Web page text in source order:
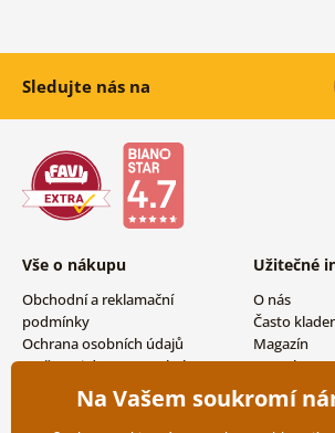
Sledujte nás na
Vše o nákupu
Obchodní a reklamační
podmínky
Ochrana osobních údajů
Možnosti dopravy a platby
Vrácení zboží
Užitečné
O nás
Často
Magazín
Kontakty
Na Vašem soukromí